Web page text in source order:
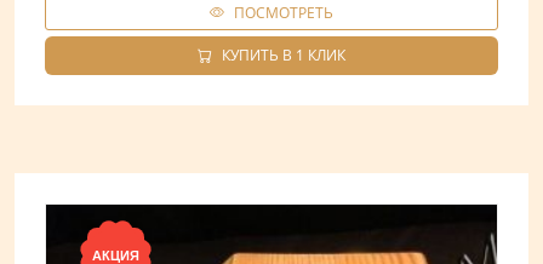
ПОСМОТРЕТЬ
КУПИТЬ В 1 КЛИК
АКЦИЯ